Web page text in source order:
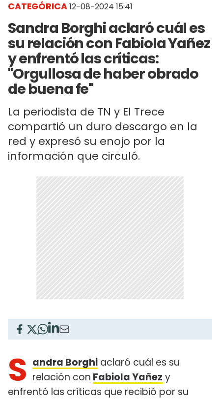
CATEGÓRICA12-08-2024 15:41
Sandra Borghi aclaró cuál es
su relación con Fabiola Yañez
y enfrentó las críticas:
"Orgullosa de haber obrado
de buena fe"
La periodista de TN y El Trece
compartió un duro descargo en la
red y expresó su enojo por la
información que circuló.
S andra Borghi aclaró cuál es su
relación con Fabiola Yañez y
enfrentó las críticas que recibió por su